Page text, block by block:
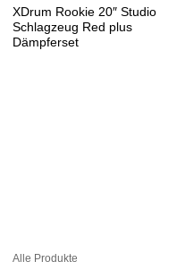
XDrum Rookie 20″ Studio
Schlagzeug Red plus
Dämpferset
Alle Produkte